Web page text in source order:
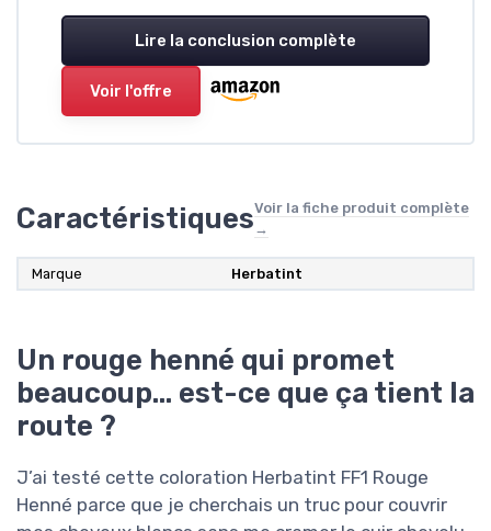
Lire la conclusion complète
Voir l'offre
CaractéristiquesVoir la fiche produit complète
→
Marque Herbatint
Un rouge henné qui promet
beaucoup… est-ce que ça tient la
route ?
J’ai testé cette coloration Herbatint FF1 Rouge
Henné parce que je cherchais un truc pour couvrir